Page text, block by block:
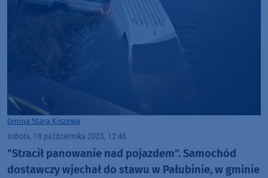
Gmina Stara Kiszewa
sobota, 18 października 2025, 12:46
"Stracił panowanie nad pojazdem". Samochód
dostawczy wjechał do stawu w Pałubinie, w gminie